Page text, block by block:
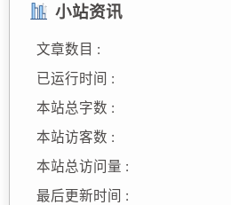
小站资讯
文章数目 :
已运行时间 :
本站总字数 :
本站访客数 :
本站总访问量 :
最后更新时间 :